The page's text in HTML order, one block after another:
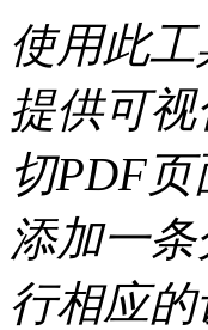
使用此
提供可
切PDF
添加一
行相应